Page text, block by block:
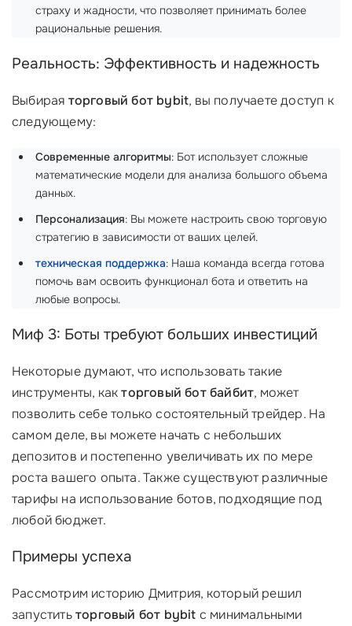
страху и жадности, что позволяет принимать более
рациональные решения.
Реальность: Эффективность и надежность
Выбирая торговый бот bybit, вы получаете доступ к
следующему:
Современные алгоритмы: Бот использует сложные
математические модели для анализа большого объема
данных.
Персонализация: Вы можете настроить свою торговую
стратегию в зависимости от ваших целей.
техническая поддержка: Наша команда всегда готова
помочь вам освоить функционал бота и ответить на
любые вопросы.
Миф 3: Боты требуют больших инвестиций
Некоторые думают, что использовать такие
инструменты, какторговый бот байбит, может
позволить себе только состоятельный трейдер. На
самом деле, вы можете начать с небольших
депозитов и постепенно увеличивать их по мере
роста вашего опыта. Также существуют различные
тарифы на использование ботов, подходящие под
любой бюджет.
Примеры успеха
Рассмотрим историю Дмитрия, который решил
запуститьторговый бот bybit с минимальными